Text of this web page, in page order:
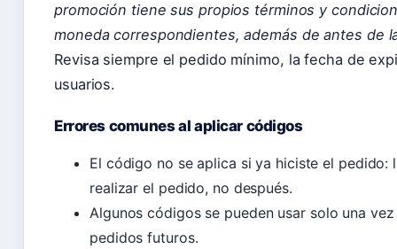
promoción tiene sus propios términos y
moneda correspondientes, además de antes de
Revisa siempre el pedido mínimo, la fecha de
usuarios.
Errores comunes al aplicar códigos
El código no se aplica si ya hiciste el
realizar el pedido, no después.
Algunos códigos se pueden usar solo una
pedidos futuros.